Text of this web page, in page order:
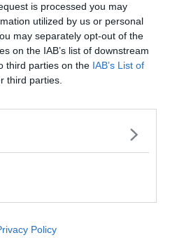
is processed you may
utilized by us or personal
may separately opt-out of the
on the IAB’s list of downstream
third parties on the IAB’s List of
third parties.
Policy
dans l’un
dressant
restaurant
culinaire et